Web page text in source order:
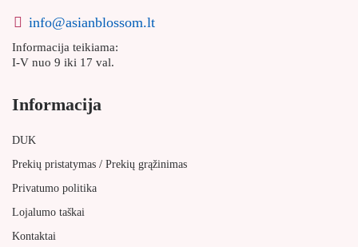
info@asianblossom.lt
Informacija teikiama:
I-V nuo 9 iki 17 val.
Informacija
DUK
Prekių pristatymas / Prekių grąžinimas
Privatumo politika
Lojalumo taškai
Kontaktai